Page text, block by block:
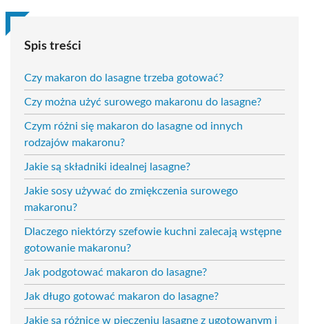
Spis treści
Czy makaron do lasagne trzeba gotować?
Czy można użyć surowego makaronu do lasagne?
Czym różni się makaron do lasagne od innych
rodzajów makaronu?
Jakie są składniki idealnej lasagne?
Jakie sosy używać do zmiękczenia surowego
makaronu?
Dlaczego niektórzy szefowie kuchni zalecają wstępne
gotowanie makaronu?
Jak podgotować makaron do lasagne?
Jak długo gotować makaron do lasagne?
Jakie są różnice w pieczeniu lasagne z ugotowanym i